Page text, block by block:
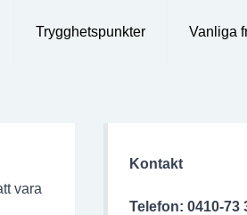
Trygghetspunkter Vanliga
vara
Kontakt
Telefon: 0410-73